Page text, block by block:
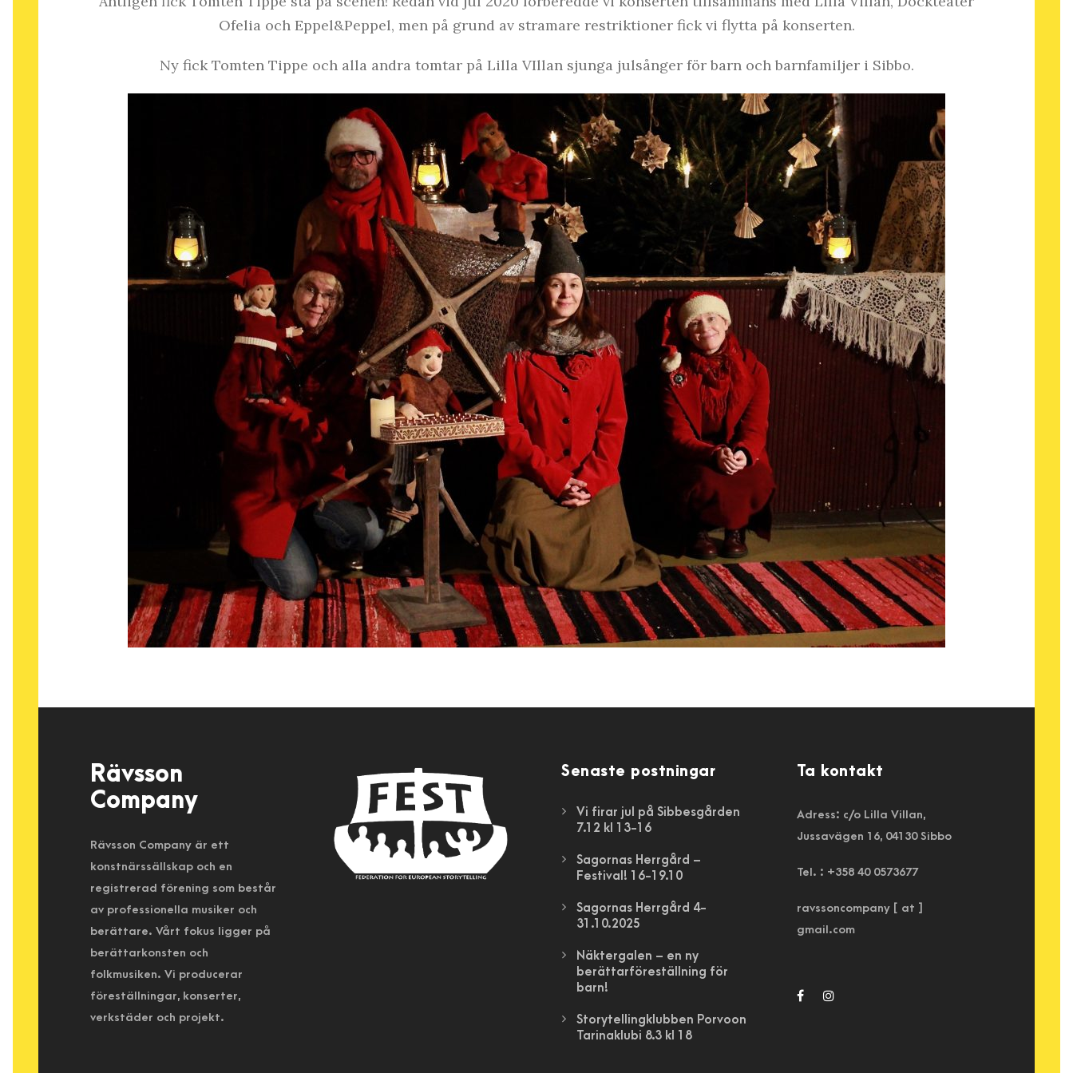
Ofelia och Eppel&Peppel, men på grund av stramare restriktioner fick vi flytta på konserten.
Ny fick Tomten Tippe och alla andra tomtar på Lilla VIllan sjunga julsånger för barn och barnfamiljer i Sibbo.
Rävsson
Company
Rävsson Company är ett
konstnärssällskap och en
registrerad förening som består
av professionella musiker och
berättare. Vårt fokus ligger på
berättarkonsten och
folkmusiken. Vi producerar
föreställningar, konserter,
verkstäder och projekt.
Senaste postningar
Vi firar jul på Sibbesgården
7.12 kl 13-16
Sagornas Herrgård –
Festival! 16-19.10
Sagornas Herrgård 4-
31.10.2025
Näktergalen – en ny
berättarföreställning för
barn!
Storytellingklubben Porvoon
Tarinaklubi 8.3 kl 18
Ta kontakt
Adress: c/o Lilla Villan,
Jussavägen 16, 04130 Sibbo
Tel. : +358 40 0573677
ravssoncompany [ at ]
gmail.com